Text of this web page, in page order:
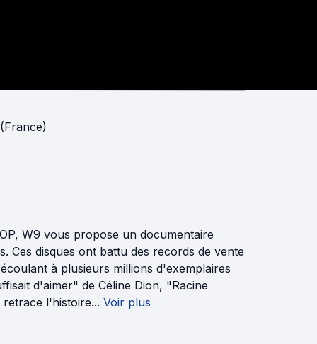
W9 vous propose un documentaire
Ces disques ont battu des records de vente
à plusieurs millions d'exemplaires
d'aimer" de Céline Dion, "Racine
l'histoire... Voir plus